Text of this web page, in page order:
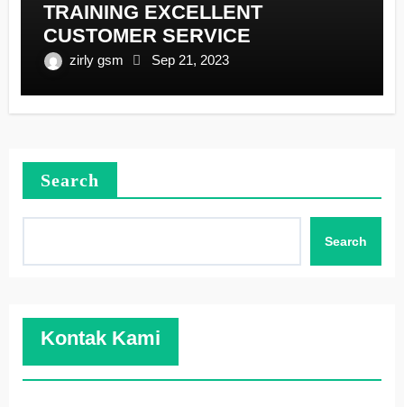
TRAINING EXCELLENT
CUSTOMER SERVICE
zirly gsm Sep 21, 2023
Search
Search
Kontak Kami